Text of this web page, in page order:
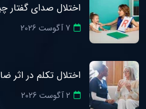
اختلال صدای
7 آگوست 2026
اختلال تکلم در اثر
2 آگوست 2026